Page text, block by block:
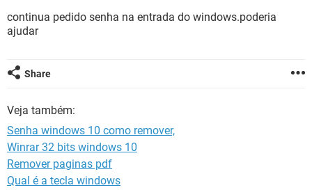
INSTAGRAM GMAIL
OUTLOOK
GUIA DE COMPRAS
continua pedido senha na entrada do windows.poderia
ajudar
Share
Veja também:
Senha windows 10 como remover,
Winrar 32 bits windows 10
Remover paginas pdf
Qual é a tecla windows